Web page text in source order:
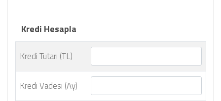
Kredi Hesapla
Kredi Tutarı (TL)
Kredi Vadesi (Ay)